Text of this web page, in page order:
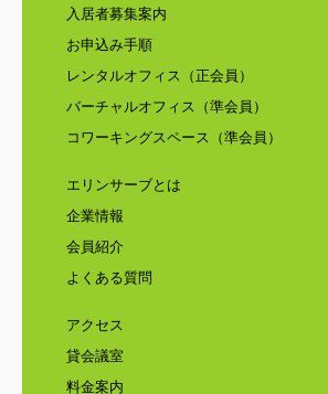
入居者募集案内
お申込み手順
レンタルオフィス（正会員）
バーチャルオフィス（準会員）
コワーキングスペース（準会員）
エリンサーブとは
企業情報
会員紹介
よくある質問
アクセス
貸会議室
料金案内